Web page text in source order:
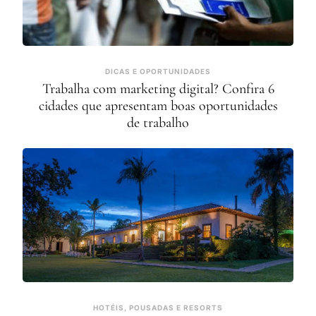
DICAS E OPORTUNIDADES
Trabalha com marketing digital? Confira 6
cidades que apresentam boas oportunidades
de trabalho
HOTÉIS, POUSADAS E RESORTS